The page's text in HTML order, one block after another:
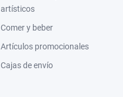
artísticos
Comer y beber
Artículos promocionales
Cajas de envío